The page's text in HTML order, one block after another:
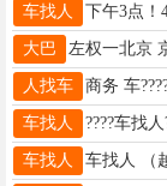
车找人 下午3点！
大巴 左权一北京
人找车
车找人
车找人